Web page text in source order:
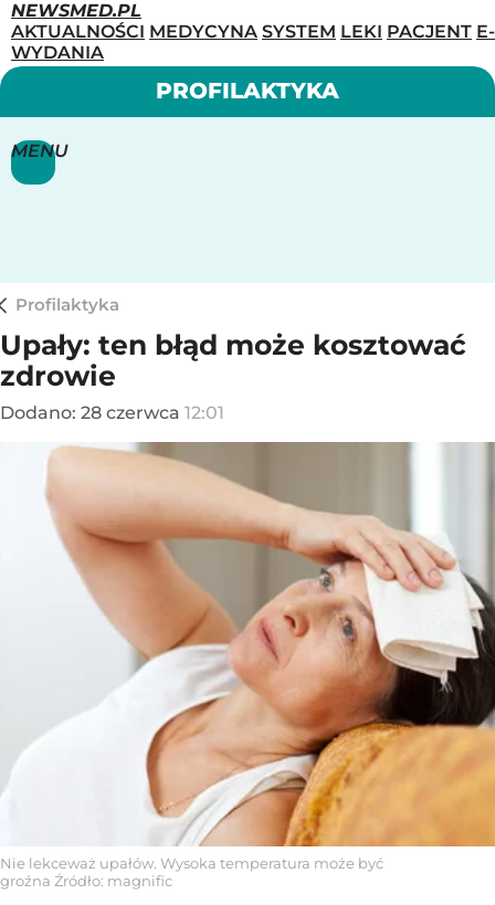
NEWSMED.PL
AKTUALNOŚCI MEDYCYNA SYSTEM LEKI PACJENT E-
WYDANIA
MENU
PROFILAKTYKA
Profilaktyka
Upały: ten błąd może kosztować
zdrowie
Dodano: 28 czerwca 12:01
Nie lekceważ upałów. Wysoka temperatura może być
groźna Źródło: magnific